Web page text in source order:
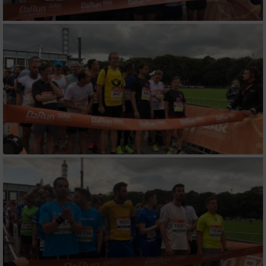
Verwendung reduzierter Daten zur Auswahl
von Werbeanzeigen
Erstellung von Profilen für personalisierte
Werbung
Verwendung von Profilen zur Auswahl
personalisierter Werbung
Erstellung von Profilen zur Personalisierung
Verwendung von Profilen zur Auswahl
personalisierter Inhalte
Messung der Werbeleistung
Messung der Performance von Inhalten